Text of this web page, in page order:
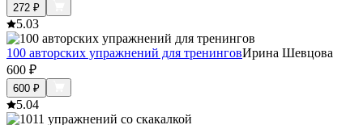
272 ₽
5.03
100 авторских упражнений для тренинговИрина Шевцова
600 ₽
600 ₽
5.04